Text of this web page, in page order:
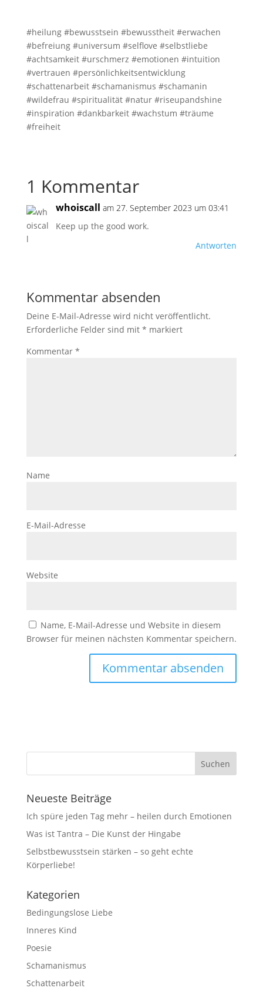
#heilung #bewusstsein #bewusstheit #erwachen
#befreiung #universum #selflove #selbstliebe
#achtsamkeit #urschmerz #emotionen #intuition
#vertrauen #persönlichkeitsentwicklung
#schattenarbeit #schamanismus #schamanin
#wildefrau #spiritualität #natur #riseupandshine
#inspiration #dankbarkeit #wachstum #träume
#freiheit
1 Kommentar
whoiscall am 27. September 2023 um 03:41
Keep up the good work.
Antworten
Kommentar absenden
Deine E-Mail-Adresse wird nicht veröffentlicht.
Erforderliche Felder sind mit * markiert
Kommentar *
Name
E-Mail-Adresse
Website
Name, E-Mail-Adresse und Website in diesem
Browser für meinen nächsten Kommentar speichern.
Neueste Beiträge
Ich spüre jeden Tag mehr – heilen durch Emotionen
Was ist Tantra – Die Kunst der Hingabe
Selbstbewusstsein stärken – so geht echte
Körperliebe!
Kategorien
Bedingungslose Liebe
Inneres Kind
Poesie
Schamanismus
Schattenarbeit